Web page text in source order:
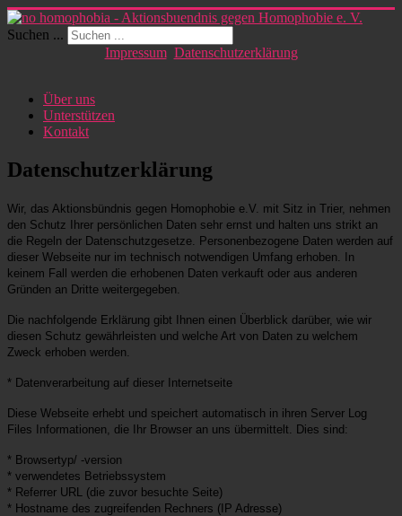
Suchen ...
Impressum Datenschutzerklärung
Über uns
Unterstützen
Kontakt
Datenschutzerklärung
Wir, das Aktionsbündnis gegen Homophobie e.V. mit Sitz in Trier, nehmen
den Schutz Ihrer persönlichen Daten sehr ernst und halten uns strikt an
die Regeln der Datenschutzgesetze. Personenbezogene Daten werden auf
dieser Webseite nur im technisch notwendigen Umfang erhoben. In
keinem Fall werden die erhobenen Daten verkauft oder aus anderen
Gründen an Dritte weitergegeben.
Die nachfolgende Erklärung gibt Ihnen einen Überblick darüber, wie wir
diesen Schutz gewährleisten und welche Art von Daten zu welchem
Zweck erhoben werden.
* Datenverarbeitung auf dieser Internetseite
Diese Webseite erhebt und speichert automatisch in ihren Server Log
Files Informationen, die Ihr Browser an uns übermittelt. Dies sind:
* Browsertyp/ -version
* verwendetes Betriebssystem
* Referrer URL (die zuvor besuchte Seite)
* Hostname des zugreifenden Rechners (IP Adresse)